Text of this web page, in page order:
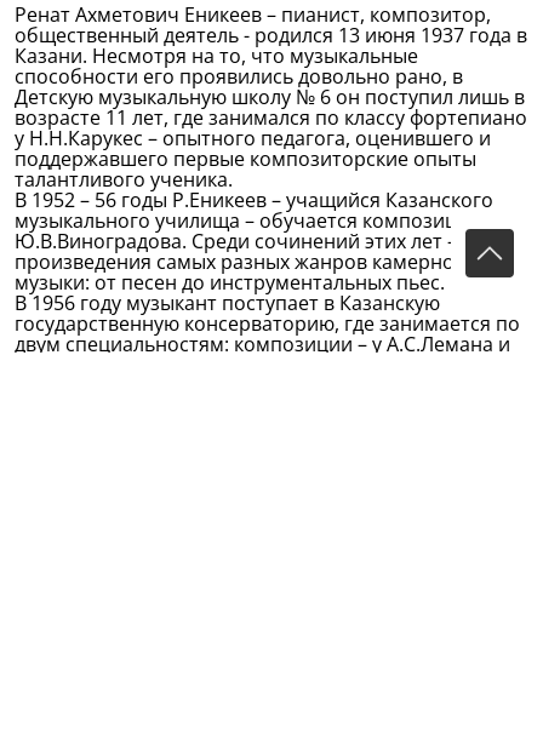
Ренат Ахметович Еникеев – пианист, композитор,
общественный деятель - родился 13 июня 1937 года в
Казани. Несмотря на то, что музыкальные
способности его проявились довольно рано, в
Детскую музыкальную школу № 6 он поступил лишь в
возрасте 11 лет, где занимался по классу фортепиано
у Н.Н.Карукес – опытного педагога, оценившего и
поддержавшего первые композиторские опыты
талантливого ученика.
В 1952 – 56 годы Р.Еникеев – учащийся Казанского
музыкального училища – обучается композиции у
Ю.В.Виноградова. Среди сочинений этих лет -
произведения самых разных жанров камерной
музыки: от песен до инструментальных пьес.
В 1956 году музыкант поступает в Казанскую
государственную консерваторию, где занимается по
двум специальностям: композиции – у А.С.Лемана и